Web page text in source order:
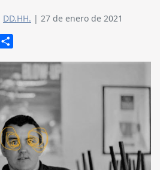
DD.HH. | 27 de enero de 2021
WhatsApp